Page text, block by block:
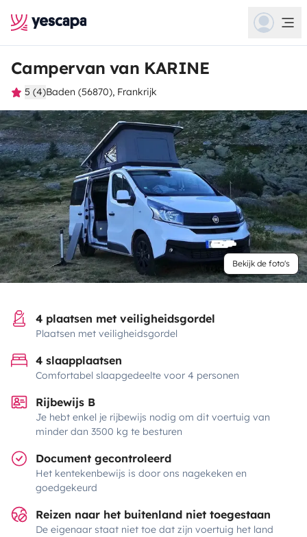
Campervan van KARINE
5 (4)Baden (56870), Frankrijk
Bekijk de foto's
4 plaatsen met veiligheidsgordel
Plaatsen met veiligheidsgordel
4 slaapplaatsen
Comfortabel slaapgedeelte voor 4 personen
Rijbewijs B
Je hebt enkel je rijbewijs nodig om dit voertuig van
minder dan 3500 kg te besturen
Document gecontroleerd
Het kentekenbewijs is door ons nagekeken en
goedgekeurd
Reizen naar het buitenland niet toegestaan
De eigenaar staat niet toe dat zijn voertuig het land